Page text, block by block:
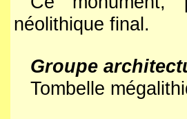
néolithique final.
Groupe
Tombelle